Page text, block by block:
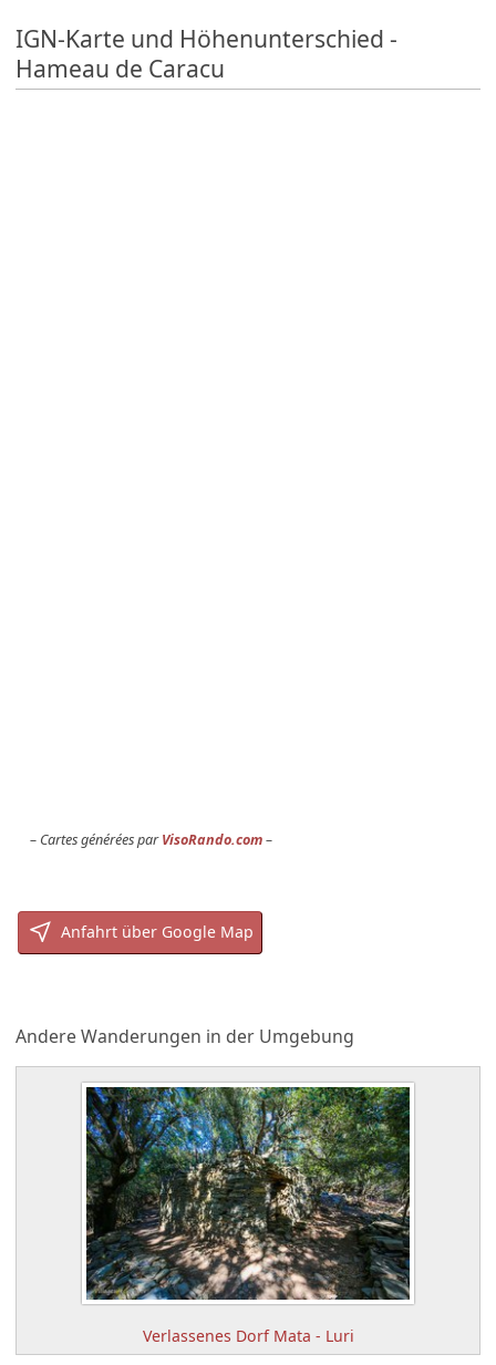
IGN-Karte und Höhenunterschied -
Hameau de Caracu
Cartes générées parVisoRando.com
Anfahrt über Google Map
Andere Wanderungen in der Umgebung
Verlassenes Dorf Mata - Luri